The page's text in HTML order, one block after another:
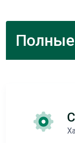
Полные